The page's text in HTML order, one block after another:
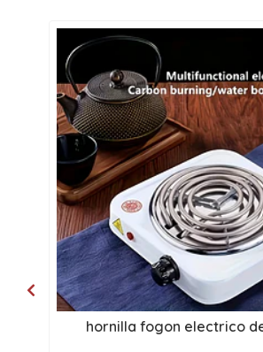
hornilla fogon electrico